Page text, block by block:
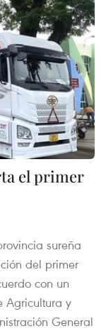
el primer
sureña
del primer
con un
Agricultura y
General